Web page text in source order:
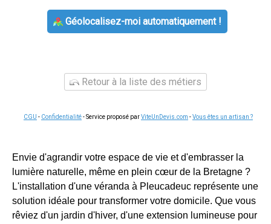
Géolocalisez-moi automatiquement !
Retour à la liste des métiers
CGU - Confidentialité- Service proposé parViteUnDevis.com -Vous êtes un artisan ?
Envie d'agrandir votre espace de vie et d'embrasser la
lumière naturelle, même en plein cœur de la Bretagne ?
L'installation d'une véranda à Pleucadeuc représente une
solution idéale pour transformer votre domicile. Que vous
rêviez d'un jardin d'hiver, d'une extension lumineuse pour